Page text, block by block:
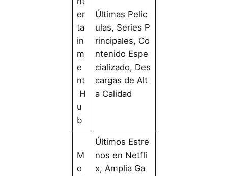
er
ta
in
m
e
nt
H
u
b
Últimas Pelíc
ulas, Series P
rincipales, Co
ntenido Espe
cializado, Des
cargas de Alt
a Calidad
M
o
Últimos Estre
nos en Netfli
x, Amplia Ga